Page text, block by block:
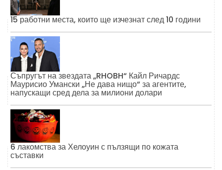
15 работни места, които ще изчезнат след 10 години
Съпругът на звездата „RHOBH“ Кайл Ричардс
Маурисио Умански „Не дава нищо“ за агентите,
напускащи сред дела за милиони долари
6 лакомства за Хелоуин с пълзящи по кожата
съставки